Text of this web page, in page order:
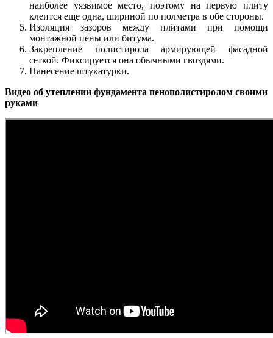
наиболее уязвимое место, поэтому на первую плиту
клеится еще одна, шириной по полметра в обе стороны.
Изоляция зазоров между плитами при помощи
монтажной пены или битума.
Закрепление полистирола армирующей фасадной
сеткой. Фиксируется она обычными гвоздями.
Нанесение штукатурки.
Видео об утеплении фундамента пенополистиролом своими
руками